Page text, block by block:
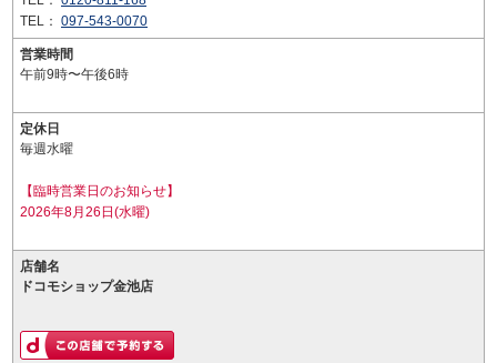
TEL： 097-543-0070
営業時間
午前9時〜午後6時
定休日
毎週水曜
【臨時営業日のお知らせ】
2026年8月26日(水曜)
店舗名
ドコモショップ金池店